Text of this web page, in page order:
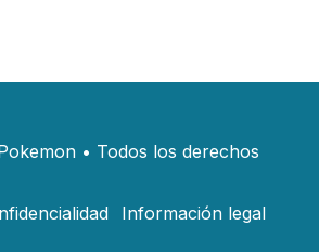
• Todos los derechos
Información legal